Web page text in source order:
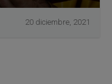
20 diciembre, 2021